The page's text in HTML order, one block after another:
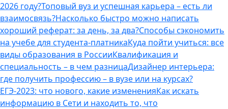
2026 году?Топовый вуз и успешная карьера – есть ли
взаимосвязь?Насколько быстро можно написать
хороший реферат: за день, за два?Способы сэкономить
на учебе для студента-платникаКуда пойти учиться: все
виды образования в РоссииКвалификация и
специальность – в чем разницаДизайнер интерьера:
где получить профессию – в вузе или на курсах?
ЕГЭ-2023: что нового, какие измененияКак искать
информацию в Сети и находить то, что